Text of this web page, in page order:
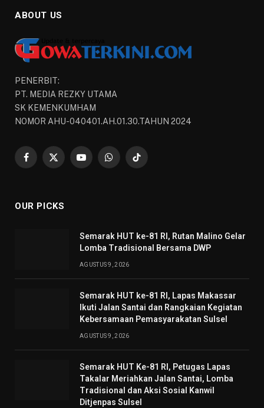
ABOUT US
PENERBIT:
PT. MEDIA REZKY UTAMA
SK KEMENKUMHAM
NOMOR AHU-040401.AH.01.30.TAHUN 2024
Facebook
X
YouTubeWhatsAppTikTok
OUR PICKS
Semarak HUT ke-81 RI, Rutan Malino Gelar
Lomba Tradisional Bersama DWP
AGUSTUS 9, 2026
Semarak HUT ke-81 RI, Lapas Makassar
Ikuti Jalan Santai dan Rangkaian Kegiatan
Kebersamaan Pemasyarakatan Sulsel
AGUSTUS 9, 2026
Semarak HUT Ke-81 RI, Petugas Lapas
Takalar Meriahkan Jalan Santai, Lomba
Tradisional dan Aksi Sosial Kanwil
Ditjenpas Sulsel